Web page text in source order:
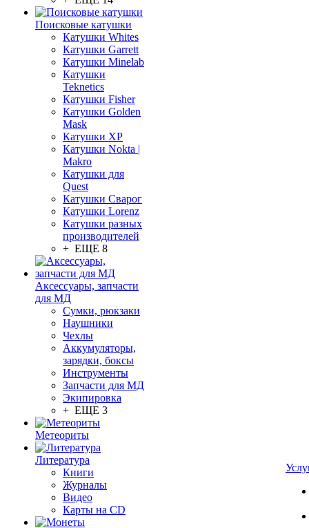
Поисковые катушки
Катушки Whites
Катушки Garrett
Катушки Minelab
Катушки
Teknetics
Катушки Fisher
Катушки Golden
Mask
Катушки XP
Катушки Nokta |
Makro
Катушки для
Quest
Катушки Сварог
Катушки Lorenz
Катушки разных
производителей
+ ЕЩЕ 8
Аксессуары, запчасти
для МД
Сумки, рюкзаки
Наушники
Чехлы
Аккумуляторы,
зарядки, боксы
Инструменты
Запчасти для МД
Экипировка
+ ЕЩЕ 3
Метеориты
Литература
Книги
Журналы
Видео
Карты на CD